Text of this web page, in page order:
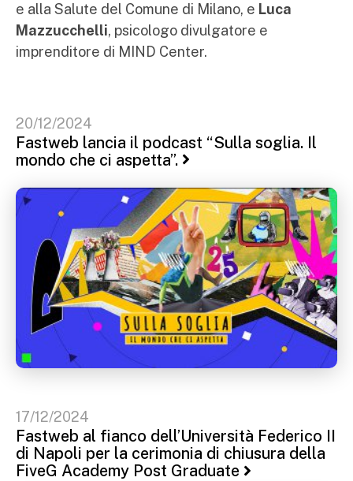
e alla Salute del Comune di Milano, e Luca
Mazzucchelli, psicologo divulgatore e
imprenditore di MIND Center.
20/12/2024
Fastweb lancia il podcast “Sulla soglia. Il
mondo che ci aspetta”.
17/12/2024
Fastweb al fianco dell’Università Federico II
di Napoli per la cerimonia di chiusura della
FiveG Academy Post Graduate